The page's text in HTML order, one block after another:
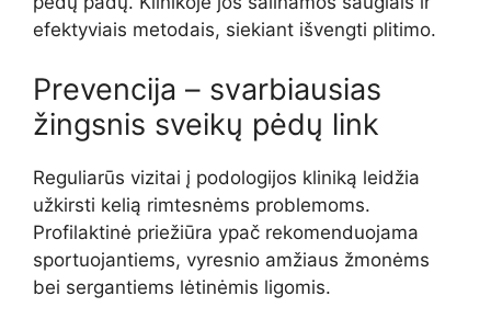
efektyviais metodais, siekiant išvengti plitimo.
Prevencija – svarbiausias
žingsnis sveikų pėdų link
Reguliarūs vizitai į podologijos kliniką leidžia
užkirsti kelią rimtesnėms problemoms.
Profilaktinė priežiūra ypač rekomenduojama
sportuojantiems, vyresnio amžiaus žmonėms
bei sergantiems lėtinėmis ligomis.